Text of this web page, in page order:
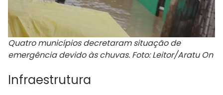
Quatro municípios decretaram situação de
emergência devido às chuvas. Foto: Leitor/Aratu On
Infraestrutura